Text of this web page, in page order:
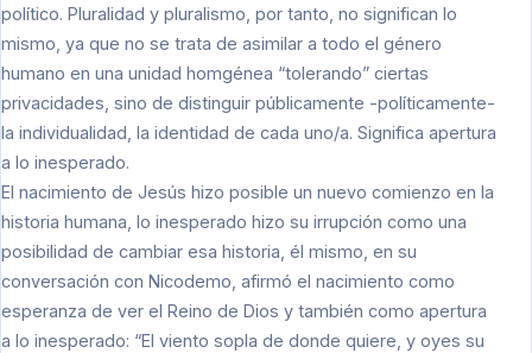
político. Pluralidad y pluralismo, por tanto, no significan lo
mismo, ya que no se trata de asimilar a todo el género
humano en una unidad homgénea “tolerando” ciertas
privacidades, sino de distinguir públicamente -políticamente-
la individualidad, la identidad de cada uno/a. Significa apertura
a lo inesperado.
El nacimiento de Jesús hizo posible un nuevo comienzo en la
historia humana, lo inesperado hizo su irrupción como una
posibilidad de cambiar esa historia, él mismo, en su
conversación con Nicodemo, afirmó el nacimiento como
esperanza de ver el Reino de Dios y también como apertura
a lo inesperado: “El viento sopla de donde quiere, y oyes su